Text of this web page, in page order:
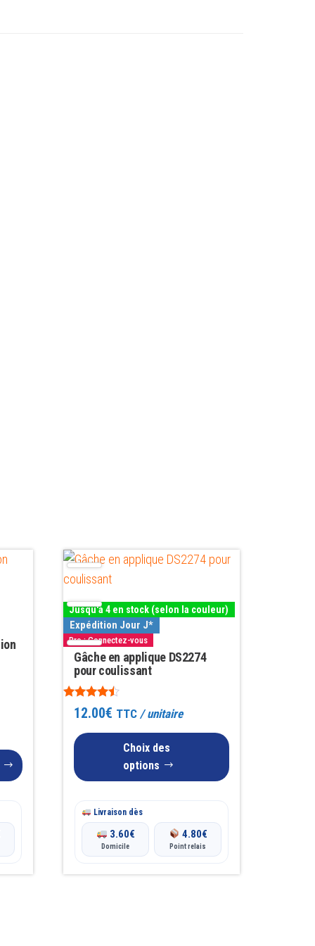
Jusqu'à 4 en stock (selon la couleur)
Expédition Jour J*
Pro : Connectez-vous
Gâche en applique DS2274
pour coulissant
Note
4.3312.00€ TTC / unitaire
Choix des
options
Ce
produit
a
plusieurs
variations.
Les
options
peuvent
être
choisies
Livraison dès
3.60€
Domicile
4.80€
Point relais